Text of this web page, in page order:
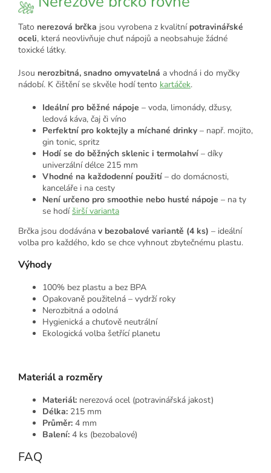
Tato nerezová brčka jsou vyrobena z kvalitní potravinářské
oceli, která neovlivňuje chuť nápojů a neobsahuje žádné
toxické látky.
Jsou nerozbitná, snadno omyvatelná a vhodná i do myčky
nádobí. K čištění se skvěle hodí tento kartáček.
Ideální pro běžné nápoje – voda, limonády, džusy,
ledová káva, čaj či víno
Perfektní pro koktejly a míchané drinky – např. mojito,
gin tonic, spritz
Hodí se do běžných sklenic i termolahví – díky
univerzální délce 215 mm
Vhodné na každodenní použití – do domácnosti,
kanceláře i na cesty
Není určeno pro smoothie nebo husté nápoje – na ty
se hodí širší varianta
Brčka jsou dodávána v bezobalové variantě (4 ks) – ideální
volba pro každého, kdo se chce vyhnout zbytečnému plastu.
Výhody
100% bez plastu a bez BPA
Opakovaně použitelná – vydrží roky
Nerozbitná a odolná
Hygienická a chuťově neutrální
Ekologická volba šetřící planetu
Materiál a rozměry
Materiál: nerezová ocel (potravinářská jakost)
Délka: 215 mm
Průměr: 4 mm
Balení: 4 ks (bezobalové)
FAQ